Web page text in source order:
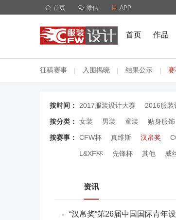
 首页  微信  APP
首页 作品
征稿赛事 | 入围揭晓 | 结果公示 |
按时间： 2017服装设计大赛 2016服装
按分类： 女装 男装 童装 贴身服饰
按赛事： CFW杯 真维斯 汉帛奖
L&XF杯 先锋杯 其他 威
资讯
“汉帛奖”第26届中国国际青年